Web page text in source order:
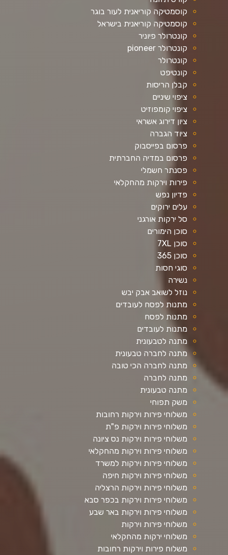
קוסמטיקה קוריאנית לעור בוגר
קוסמטיקה קוריאנית בישראל
קונטרולר פיוניר
קונטרולר pioneer
קונטרולר
קונטיפט
קבלן הריסות
ציפוי שיניים
ציפוי קומפוזיט
ציון דירוג אשראי
ציוד הגברה
פרסום בפייסבוק
פרסום במדיה החברתית
פסנתר חשמלי
פירות וירקות מהחקלאי
פדיון נפש
עלים ירוקים
סל ירקות אורגני
סוכן הימורים
סוכן 7XL
סוכן 365
סוגי חסות
נשירה
נוזל לשואב אבק יבש
מתנות לפסח לעובדים
מתנות לפסח
מתנות לעובדים
מתנה לטבעונית
מתנה לחברה טבעונית
מתנה לחברה הכי טובה
מתנה לחברה
מתנה טבעונית
משק תפוחי
משלוחי פירות וירקות רחובות
משלוחי פירות וירקות פ"ת
משלוחי פירות וירקות נס ציונה
משלוחי פירות וירקות מהחקלאי
משלוחי פירות וירקות למשרד
משלוחי פירות וירקות חיפה
משלוחי פירות וירקות הרצליה
משלוחי פירות וירקות בכפר סבא
משלוחי פירות וירקות באר שבע
משלוחי פירות וירקות
משלוחי ירקות מהחקלאי
משלוח פירות וירקות רחובות